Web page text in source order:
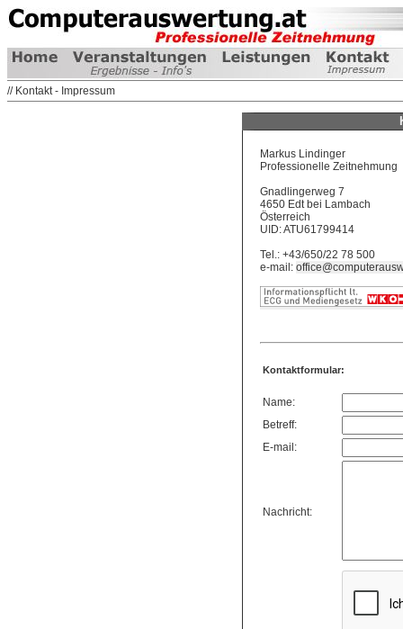
// Kontakt - Impressum
Markus Lindinger
Professionelle Zeitnehmung
Gnadlingerweg 7
4650 Edt bei Lambach
Österreich
UID: ATU61799414
Tel.: +43/650/22 78 500
e-mail:
Kontaktformular:
Name:
Betreff:
E-mail:
Nachricht: